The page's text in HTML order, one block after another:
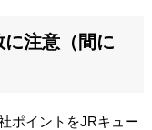
注意（間に
ポイントをJRキュー